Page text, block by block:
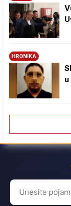
HRONIKA
Search
for: